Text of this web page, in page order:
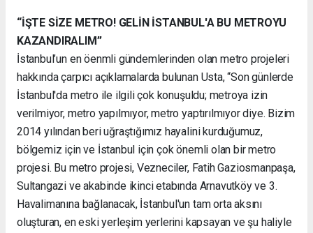
“İŞTE SİZE METRO! GELİN İSTANBUL'A BU METROYU
KAZANDIRALIM”
İstanbul’un en öenmli gündemlerinden olan metro projeleri
hakkında çarpıcı açıklamalarda bulunan Usta, “Son günlerde
İstanbul'da metro ile ilgili çok konuşuldu; metroya izin
verilmiyor, metro yapılmıyor, metro yaptırılmıyor diye. Bizim
2014 yılından beri uğraştığımız hayalini kurduğumuz,
bölgemiz için ve İstanbul için çok önemli olan bir metro
projesi. Bu metro projesi, Vezneciler, Fatih Gaziosmanpaşa,
Sultangazi ve akabinde ikinci etabında Arnavutköy ve 3.
Havalimanına bağlanacak, İstanbul'un tam orta aksını
oluşturan, en eski yerleşim yerlerini kapsayan ve şu haliyle